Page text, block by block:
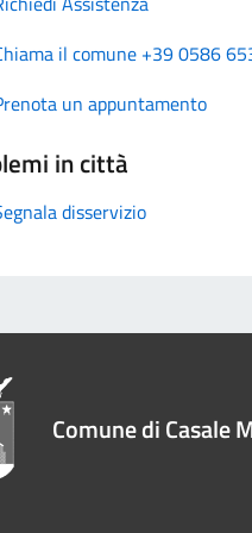
il comune +39 0586
un appuntamento
in città
disservizio
Comune di Casale